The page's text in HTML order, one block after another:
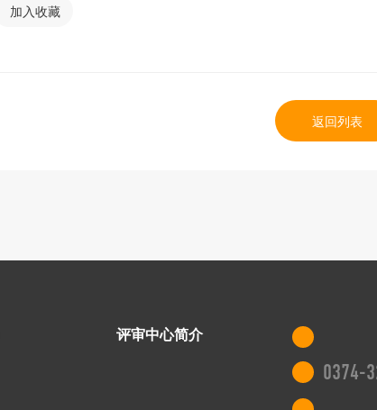
加入收藏
返回列表
评审中心简介
0374-